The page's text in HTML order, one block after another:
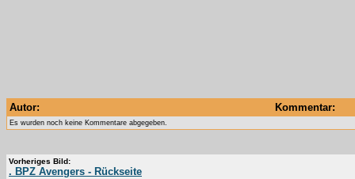
Autor: Kommentar:
Es wurden noch keine Kommentare abgegeben.
Vorheriges Bild:
. BPZ Avengers - Rückseite